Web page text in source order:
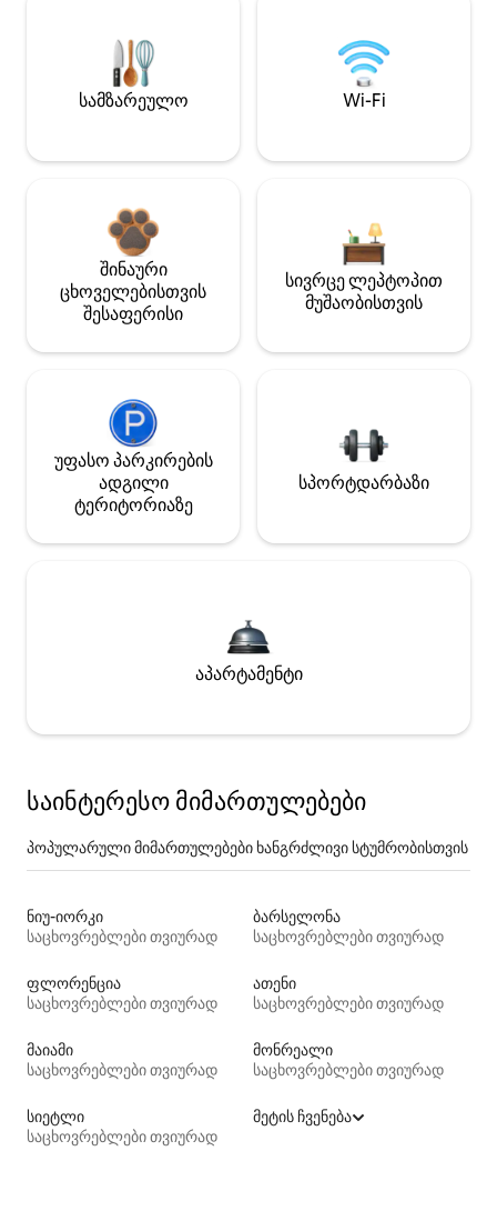
სამზარეულო Wi-Fi
შინაური
ცხოველებისთვის
შესაფერისი
სივრცე ლეპტოპით
მუშაობისთვის
უფასო პარკირების
ადგილი
ტერიტორიაზე
სპორტდარბაზი
აპარტამენტი
საინტერესო მიმართულებები
პოპულარული მიმართულებები ხანგრძლივი სტუმრობისთვის
ნიუ-იორკი
საცხოვრებლები თვიურად
ბარსელონა
საცხოვრებლები თვიურად
ფლორენცია
საცხოვრებლები თვიურად
ათენი
საცხოვრებლები თვიურად
მაიამი
საცხოვრებლები თვიურად
მონრეალი
საცხოვრებლები თვიურად
სიეტლი
საცხოვრებლები თვიურად
მეტის ჩვენება